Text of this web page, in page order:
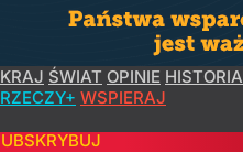
KRAJ ŚWIAT OPINIE HISTORIA
RZECZY+ WSPIERAJ